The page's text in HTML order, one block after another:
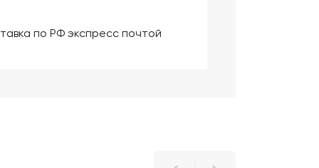
по РФ экспресс почтой